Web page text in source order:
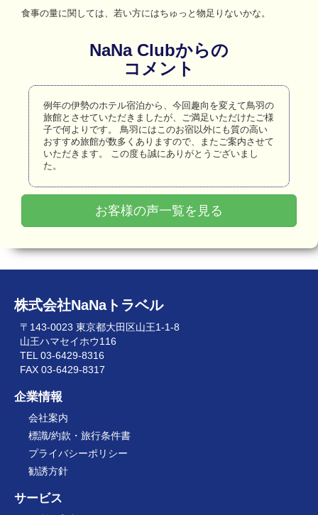
食事の量に関しては、若い方にはちゅっと物足りないかな。
NaNa Clubからの
コメント
例年の伊勢のホテル宿泊から、今回趣向を変えて鳥羽の
旅館とさせていただきましたが、ご満足いただけたご様
子で何よりです。 鳥羽にはこのお宿以外にも質の高い
おすすめ旅館が数多くありますので、またご案内させて
いただきます。 この度も誠にありがとうございまし
た。
お客様の声一覧を見る
株式会社NaNaトラベル
〒143-0023 東京都大田区山王1-1-8
山王ハマセイホウ116
TEL 03-6429-8316
FAX 03-6429-8317
企業情報
会社案内
標識/約款・旅行条件書
プライバシーポリシー
勧誘方針
サービス